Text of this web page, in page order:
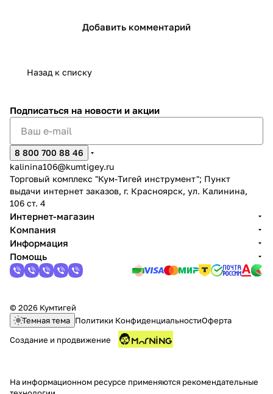
Добавить комментарий
Назад к списку
Подписаться на новости и акции
8 800 700 88 46
kalinina106@kumtigey.ru
Торговый комплекс "Кум-Тигей инструмент"; Пункт
выдачи интернет заказов, г. Красноярск, ул. Калинина,
106 ст. 4
Интернет-магазин
Компания
Информация
Помощь
© 2026 Кумтигей
Темная тема Политики КонфиденциальностиОферта
Создание и продвижение
На информационном ресурсе применяются рекомендательные